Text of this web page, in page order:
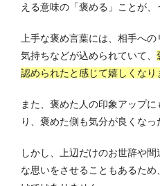
える意味の「褒める」ことが、
上手な褒め言葉には、相手へ
気持ちなどが込められていて、
認められたと感じて嬉しくなり
また、褒めた人の印象アップ
り、褒めた側も気分が良くなっ
しかし、上辺だけのお世辞や
な思いをさせることもあるた